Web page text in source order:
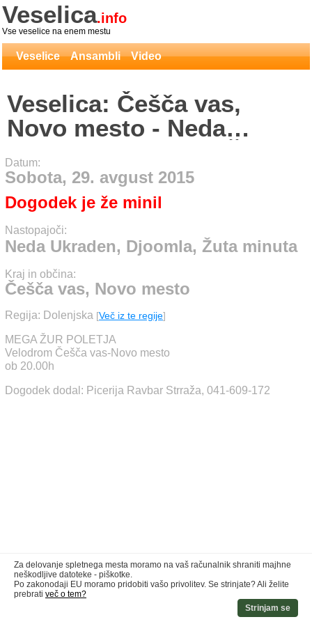
Veselica.info
Vse veselice na enem mestu
Veselice Ansambli Video
Veselica: Češča vas,
Novo mesto - Neda
Ukraden, Djoomla, Žuta
minuta
Datum:
Sobota, 29. avgust 2015
Dogodek je že minil
Nastopajoči:
Neda Ukraden, Djoomla, Žuta minuta
Kraj in občina:
Češča vas, Novo mesto
Regija: Dolenjska [Več iz te regije]
MEGA ŽUR POLETJA
Velodrom Češča vas-Novo mesto
ob 20.00h
Dogodek dodal: Picerija Ravbar Strraža, 041-609-172
Za delovanje spletnega mesta moramo na vaš računalnik shraniti majhne
neškodljive datoteke - piškotke.
Po zakonodaji EU moramo pridobiti vašo privolitev. Se strinjate? Ali želite
prebrati več o tem?
Strinjam se